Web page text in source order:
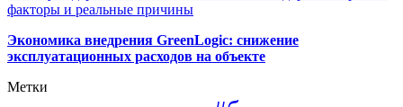
факторы и реальные причины
Экономика внедрения GreenLogic: снижение
эксплуатационных расходов на объекте
Метки